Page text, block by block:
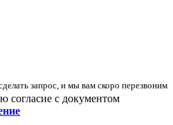
запрос, и мы вам скоро перезвоним
с документом